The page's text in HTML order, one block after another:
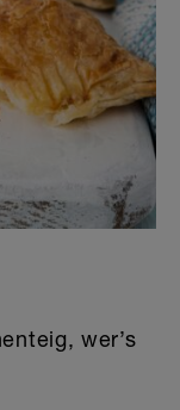
wer’s